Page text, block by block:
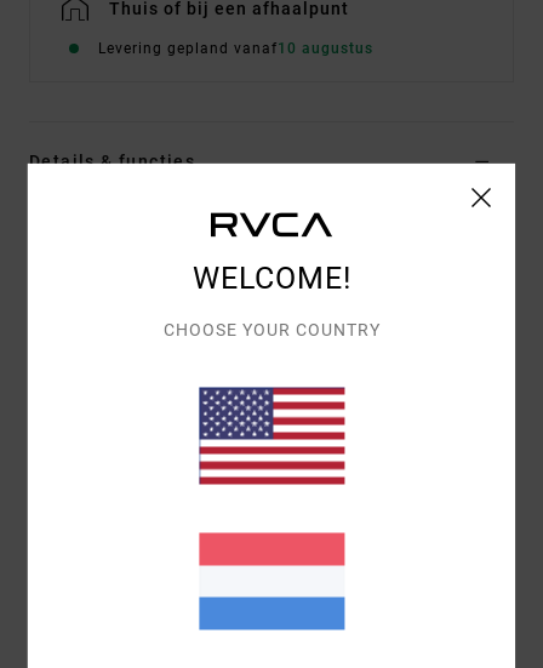
Thuis of bij een afhaalpunt
Levering gepland vanaf10 augustus
Details & functies
casual en relaxed model
Mix van gezeefdrukt en geborduurd artwork op de
Bezorging & Retour
WELCOME!
CHOOSE YOUR COUNTRY